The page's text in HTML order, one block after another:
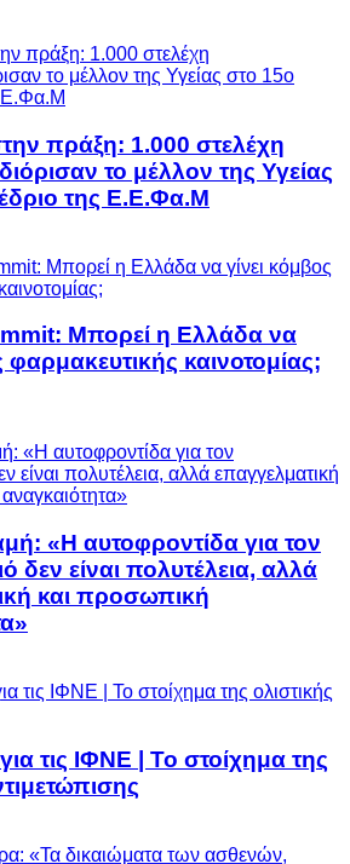
πράξη: 1.000 στελέχη
το μέλλον της Υγείας
της Ε.Ε.Φα.Μ
Μπορεί η Ελλάδα να
φαρμακευτικής καινοτομίας;
«Η αυτοφροντίδα για τον
δεν είναι πολυτέλεια, αλλά
και προσωπική
τις ΙΦΝΕ | Το στοίχημα της